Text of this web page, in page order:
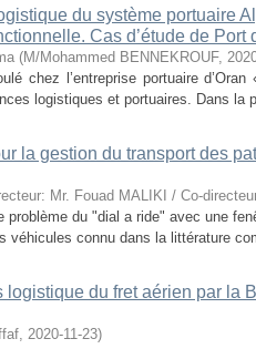
du système portuaire
Cas d’étude de
(M/Mohammed BENNEKROUF,
chez l’entreprise portuaire
logistiques et portuaires. Dans
la gestion du transport des
Mr. Fouad MALIKI / Co-
problème du "dial a ride" avec une
véhicules connu dans la littérature
du fret aérien par la
, 2020-11-23)